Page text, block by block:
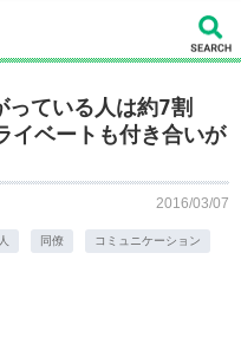
ている人は約7割
イベートも付き合いが
2016/03/07
同僚 コミュニケーション